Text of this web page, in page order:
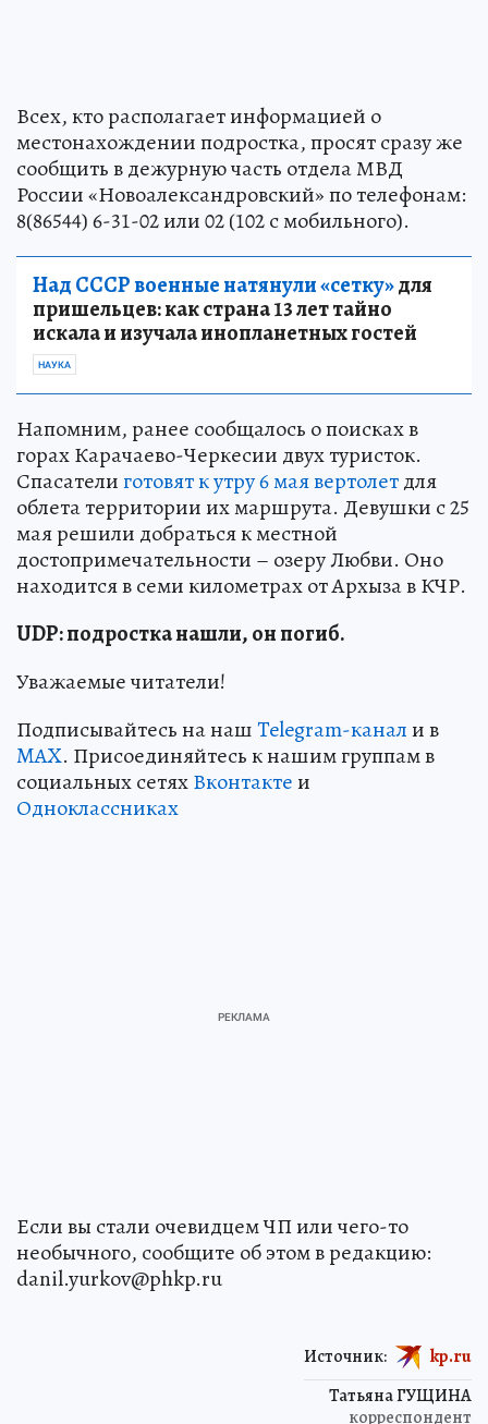
Всех, кто располагает информацией о
местонахождении подростка, просят сразу же
сообщить в дежурную часть отдела МВД
России «Новоалександровский» по телефонам:
8(86544) 6-31-02 или 02 (102 с мобильного).
Над СССР военные натянули «сетку»для
пришельцев: как страна 13 лет тайно
искала и изучала инопланетных гостей
НАУКА
Напомним, ранее сообщалось о поисках в
горах Карачаево-Черкесии двух туристок.
Спасателиготовят к утру 6 мая вертолетдля
облета территории их маршрута. Девушки с 25
мая решили добраться к местной
достопримечательности – озеру Любви. Оно
находится в семи километрах от Архыза в КЧР.
UDP: подростка нашли, он погиб.
Уважаемые читатели!
Подписывайтесь на нашTelegram-канали в
MAX. Присоединяйтесь к нашим группам в
социальных сетяхВконтактеи
Одноклассниках
Если вы стали очевидцем ЧП или чего-то
необычного, сообщите об этом в редакцию:
danil.yurkov@phkp.ru
Татьяна ГУЩИНА
корреспондент
Источник: kp.ru